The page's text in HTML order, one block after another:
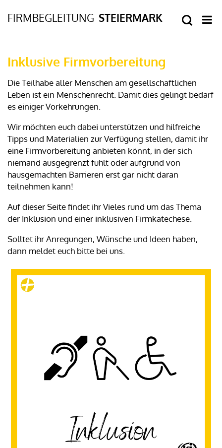
Inklusive Firmvorbereitung
Die Teilhabe aller Menschen am gesellschaftlichen
Leben ist ein Menschenrecht. Damit dies gelingt bedarf
es einiger Vorkehrungen.
Wir möchten euch dabei unterstützen und hilfreiche
Tipps und Materialien zur Verfügung stellen, damit ihr
eine Firmvorbereitung anbieten könnt, in der sich
niemand ausgegrenzt fühlt oder aufgrund von
hausgemachten Barrieren erst gar nicht daran
teilnehmen kann!
Auf dieser Seite findet ihr Vieles rund um das Thema
der Inklusion und einer inklusiven Firmkatechese.
Solltet ihr Anregungen, Wünsche und Ideen haben,
dann meldet euch bitte bei uns.